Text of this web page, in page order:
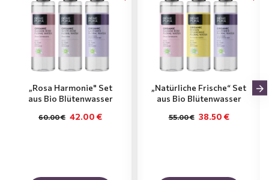
„Rosa Harmonie" Set
aus Bio Blütenwasser
42.00 €
60.00 €
„Natürliche Frische“ Set
aus Bio Blütenwasser
38.50 €
55.00 €